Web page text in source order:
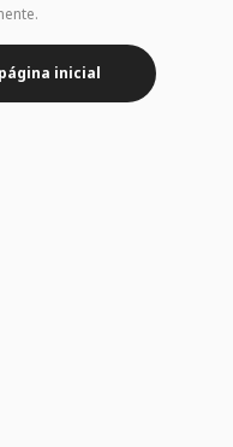
inicial